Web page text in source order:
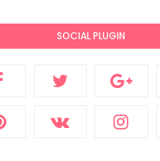
SOCIAL PLUGIN